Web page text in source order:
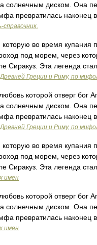
солнечным диском. Она
превратилась наконец
во время купания
под морем, через
Сиракуз. Эта легенда
Греции и Риму, по
которой отверг бог
солнечным диском. Она
превратилась наконец
Греции и Риму, по
во время купания
под морем, через
Сиракуз. Эта легенда
имен
которой отверг бог
солнечным диском. Она
превратилась наконец
имен